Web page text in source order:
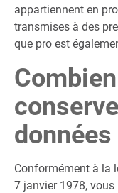
appartiennent en
transmises à des
que pro est
Conformément à la
7 janvier 1978,